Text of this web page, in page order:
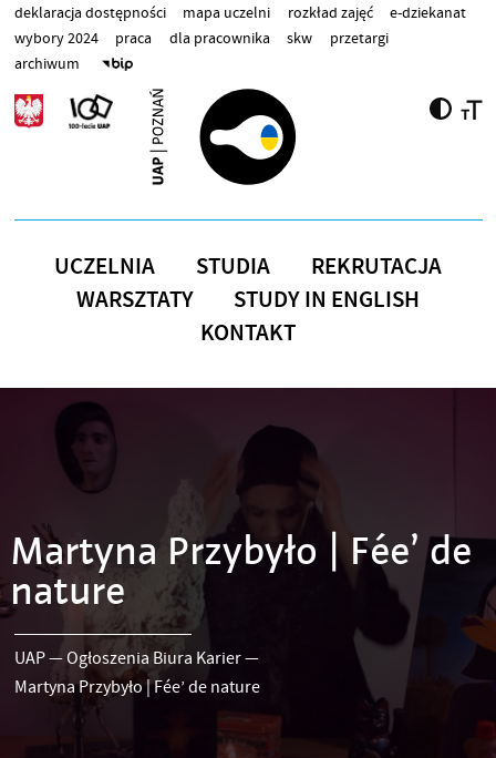
Przejdź do treści
deklaracja dostępności mapa uczelni rozkład zajęć
e-dziekanat
wybory 2024
praca dla pracownika skw
przetargi
archiwum
UCZELNIA STUDIA
REKRUTACJA
WARSZTATY
STUDY IN ENGLISH
KONTAKT
Martyna Przybyło | Fée’ de
nature
UAP—Ogłoszenia Biura Karier—
Martyna Przybyło | Fée’ de nature